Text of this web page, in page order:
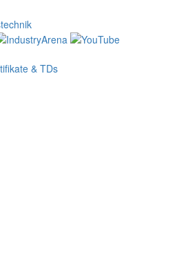
& TDs